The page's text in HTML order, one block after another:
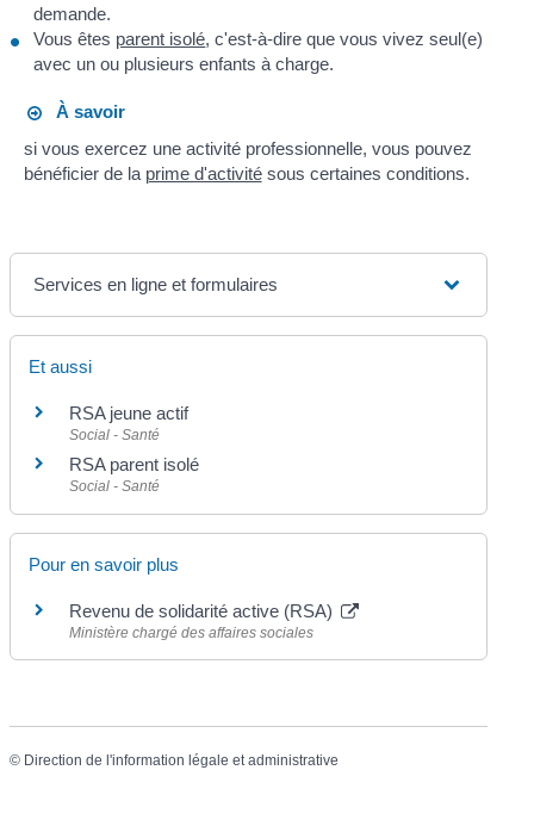
demande.
Vous êtes parent isolé, c'est-à-dire que vous vivez seul(e)
avec un ou plusieurs enfants à charge.
À savoir
si vous exercez une activité professionnelle, vous pouvez
bénéficier de la prime d'activitésous certaines conditions.
Services en ligne et formulaires
Et aussi
RSA jeune actif
Social - Santé
RSA parent isolé
Social - Santé
Pour en savoir plus
Revenu de solidarité active (RSA)
Ministère chargé des affaires sociales
© Direction de l'information légale et administrative